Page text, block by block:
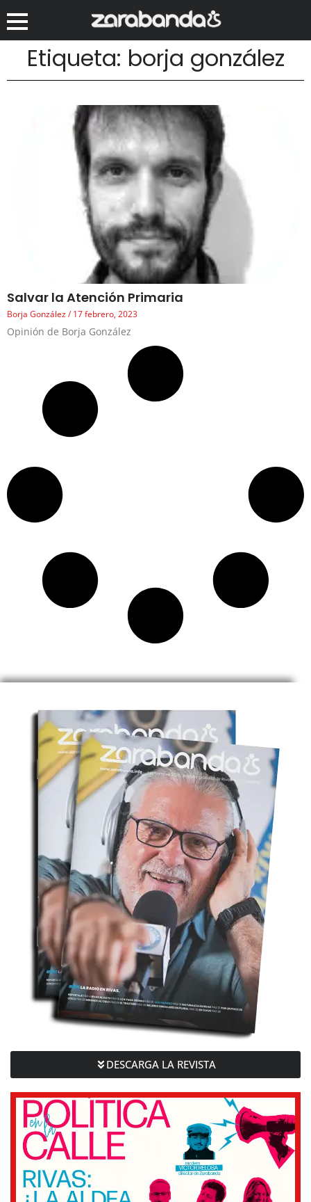
Etiqueta: borja gonzález
Salvar la Atención Primaria
Borja González 17 febrero, 2023
Opinión de Borja González
DESCARGA LA REVISTA